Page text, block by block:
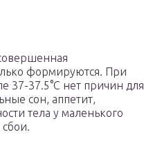
формируются. При
37-37.5°С нет причин для
сон, аппетит,
тела у маленького